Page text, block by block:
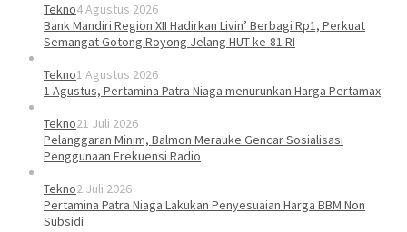
Tekno4 Agustus 2026
Bank Mandiri Region XII Hadirkan Livin’ Berbagi Rp1, Perkuat
Semangat Gotong Royong Jelang HUT ke-81 RI
Tekno1 Agustus 2026
1 Agustus, Pertamina Patra Niaga menurunkan Harga Pertamax
Tekno21 Juli 2026
Pelanggaran Minim, Balmon Merauke Gencar Sosialisasi
Penggunaan Frekuensi Radio
Tekno2 Juli 2026
Pertamina Patra Niaga Lakukan Penyesuaian Harga BBM Non
Subsidi